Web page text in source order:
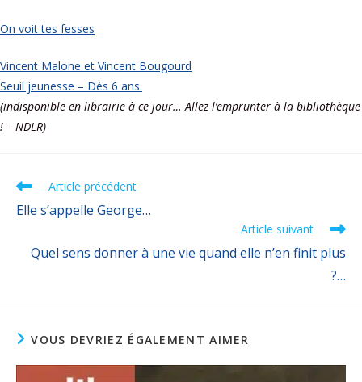
On voit tes fesses
Vincent Malone et Vincent Bougourd
Seuil jeunesse – Dès 6 ans.
(indisponible en librairie à ce jour… Allez l’emprunter à la bibliothèque
! – NDLR)
Article précédent
Elle s’appelle George…
Article suivant
Quel sens donner à une vie quand elle n’en finit plus
?…
VOUS DEVRIEZ ÉGALEMENT AIMER